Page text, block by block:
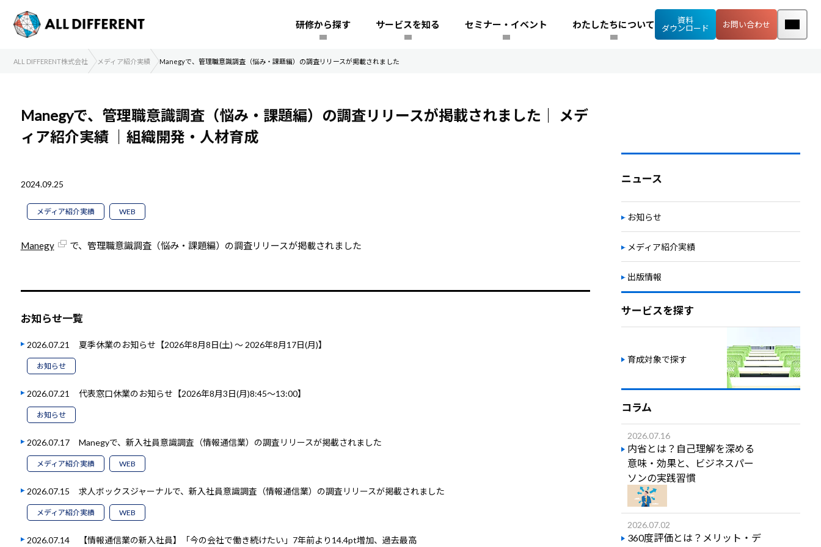
研修から探す サービスを知る セミナー・イベント わたしたちについて
資料
ダウンロード
お問い合わせ
ALL DIFFERENT株式会社 メディア紹介実績 Manegyで、管理職意識調査（悩み・課題編）の調査リリースが掲載されました
Manegyで、管理職意識調査（悩み・課題編）の調査リリースが掲載されました｜ メデ
ィア紹介実績
｜組織開発・人材育成
2024.09.25
メディア紹介実績 WEB
Manegy で、管理職意識調査（悩み・課題編）の調査リリースが掲載されました
お知らせ一覧
2026.07.21 夏季休業のお知らせ【2026年8月8日(土) ～ 2026年8月17日(月)】
お知らせ
2026.07.21 代表窓口休業のお知らせ【2026年8月3日(月)8:45～13:00】
お知らせ
2026.07.17 Manegyで、新入社員意識調査（情報通信業）の調査リリースが掲載されました
メディア紹介実績 WEB
2026.07.15 求人ボックスジャーナルで、新入社員意識調査（情報通信業）の調査リリースが掲載されました
メディア紹介実績 WEB
2026.07.14 【情報通信業の新入社員】「今の会社で働き続けたい」7年前より14.4pt増加、過去最高
ニュース
お知らせ
メディア紹介実績
出版情報
サービスを探す
育成対象で探す
コラム
2026.07.16
内省とは？自己理解を深める
意味・効果と、ビジネスパー
ソンの実践習慣
2026.07.02
360度評価とは？メリット・デ